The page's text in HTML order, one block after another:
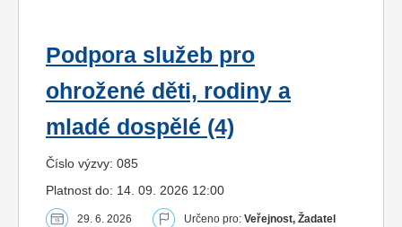
Podpora služeb pro
ohrožené děti, rodiny a
mladé dospělé (4)
Číslo výzvy: 085
Platnost do: 14. 09. 2026 12:00
29. 6. 2026 Určeno pro: Veřejnost, Žadatel